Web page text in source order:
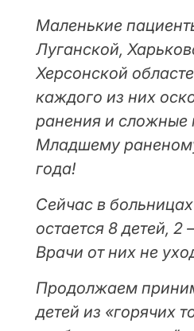
Маленькие
Луганской,
Херсонской
каждого из них
ранения и сложные
Младшему
года!
Сейчас в
остается 8 детей, 2
Врачи от них не
Продолжаем
детей из «горячих